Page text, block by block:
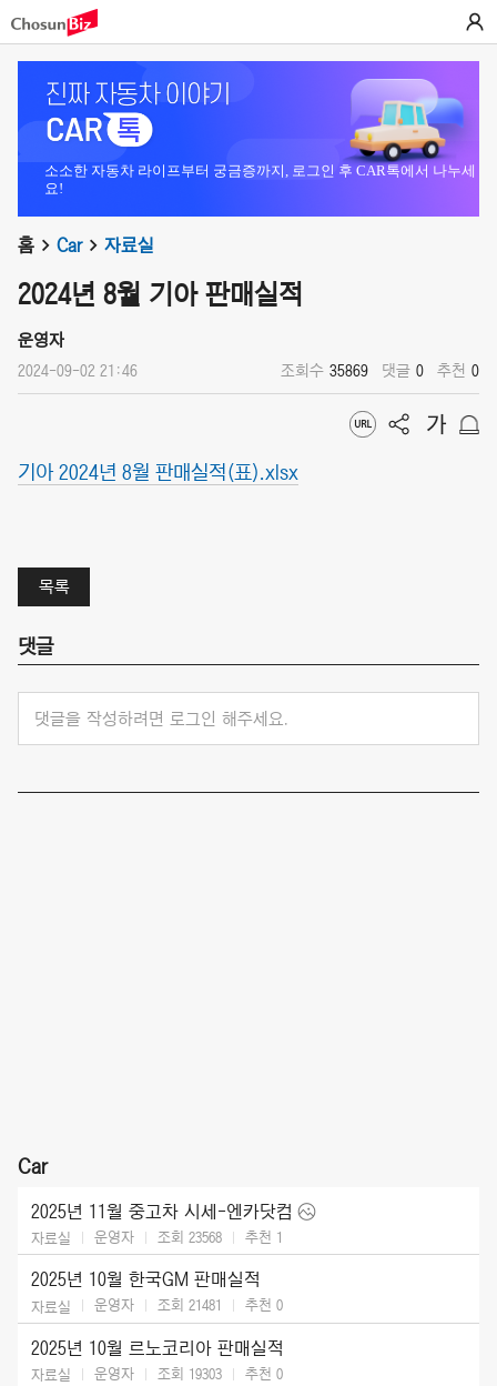
소소한 자동차 라이프부터 궁금증까지, 로그인 후 CAR톡에서 나누세
요!
홈 Car 자료실
2024년 8월 기아 판매실적
운영자
2024-09-02 21:46 조회수 35869 댓글 0 추천 0
기아 2024년 8월 판매실적(표).xlsx
목록
댓글
댓글을 작성하려면 로그인 해주세요.
Car
2025년 11월 중고차 시세-엔카닷컴
자료실 운영자 조회 23568 추천 1
2025년 10월 한국GM 판매실적
자료실 운영자 조회 21481 추천 0
2025년 10월 르노코리아 판매실적
자료실 운영자 조회 19303 추천 0